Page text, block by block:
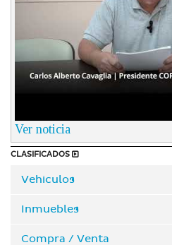
Ver noticia
CLASIFICADOS
Vehiculos
Inmuebles
Compra / Venta